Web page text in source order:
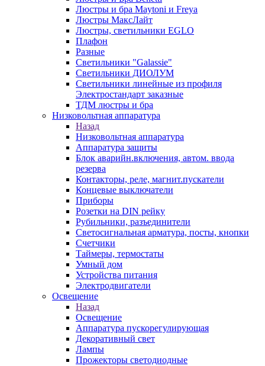
Люстры и бра Maytoni и Freya
Люстры МаксЛайт
Люстры, светильники EGLO
Плафон
Разные
Светильники "Galassie"
Светильники ДИОЛУМ
Светильники линейные из профиля
Электростандарт заказные
ТДМ люстры и бра
Низковольтная аппаратура
Назад
Низковольтная аппаратура
Аппаратура защиты
Блок аварийн.включения, автом. ввода
резерва
Контакторы, реле, магнит.пускатели
Концевые выключатели
Приборы
Розетки на DIN рейку
Рубильники, разъединители
Светосигнальная арматура, посты, кнопки
Счетчики
Таймеры, термостаты
Умный дом
Устройства питания
Электродвигатели
Освещение
Назад
Освещение
Аппаратура пускорегулирующая
Декоративный свет
Лампы
Прожекторы светодиодные